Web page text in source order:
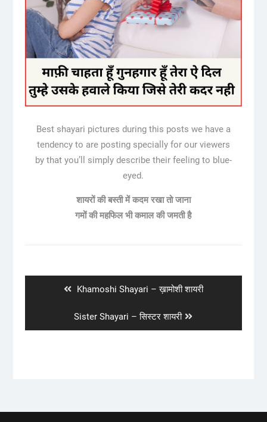
Best shayari pictures during this posts we have a
tendency to are posting specially for our viewers
by that you’ll simply describe their feeling to blue-
eyed.
शायरों की बस्ती में कदम रखा तो जाना
गमों की महफिल भी कमाल की जमती है
Previous
Khamoshi Shayari – ख़ामोशी शायरी
Next
post:
Sister Shayari – सिस्टर शायरी